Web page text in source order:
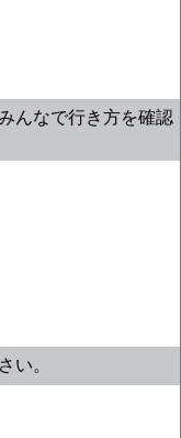
なで行き方を確認
い。